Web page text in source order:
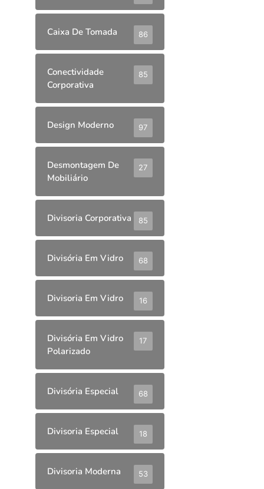
Caixa De Tomada 86
Conectividade
Corporativa
85
Design Moderno 97
Desmontagem De
Mobiliário
27
Divisoria Corporativa 85
Divisória Em Vidro 68
Divisoria Em Vidro 16
Divisória Em Vidro
Polarizado
17
Divisória Especial 68
Divisoria Especial 18
Divisoria Moderna 53